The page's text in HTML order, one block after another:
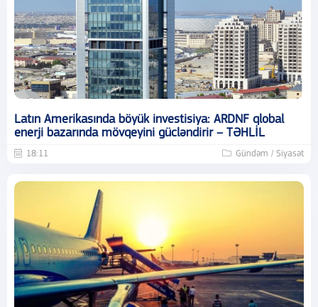
Latın Amerikasında böyük investisiya: ARDNF qlobal
enerji bazarında mövqeyini gücləndirir – TƏHLİL
18:11 Gündəm / Siyasət